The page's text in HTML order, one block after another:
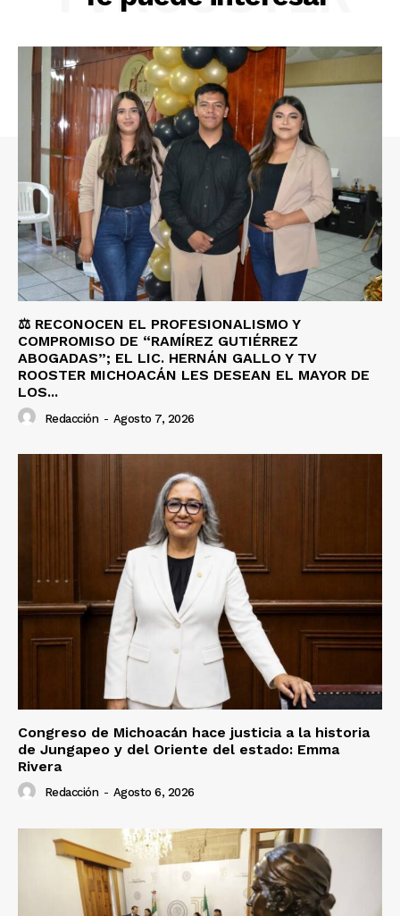
⚖️ RECONOCEN EL PROFESIONALISMO Y
COMPROMISO DE “RAMÍREZ GUTIÉRREZ
ABOGADAS”; EL LIC. HERNÁN GALLO Y TV
ROOSTER MICHOACÁN LES DESEAN EL MAYOR DE
LOS...
Redacción - Agosto 7, 2026
Congreso de Michoacán hace justicia a la historia
de Jungapeo y del Oriente del estado: Emma
Rivera
Redacción - Agosto 6, 2026